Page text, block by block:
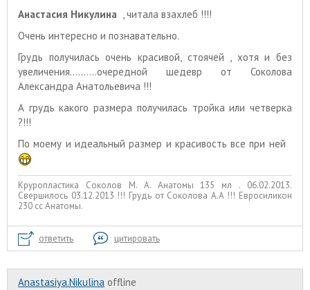
Анастасия Никулина , читала взахлеб !!!!
Очень интересно и познавательно.
Грудь получилась очень красивой, стоячей , хотя и без
увеличения..........очередной шедевр от Соколова
Александра Анатольевича !!!
А грудь какого размера получилась тройка или четверка
?!!!
По моему и идеальный размер и красивость все при ней
Круропластика Соколов М. А. Анатомы 135 мл . 06.02.2013.
Свершилось 03.12.2013 !!! Грудь от Соколова А.А !!! Евросиликон
230 сс Анатомы.
ответить цитировать
Anastasiya.Nikulina offline